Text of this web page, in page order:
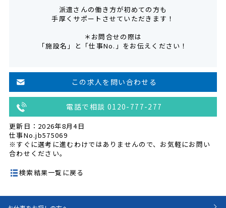
派遣さんの働き方が初めての方も
手厚くサポートさせていただきます！
＊お問合せの際は
「施設名」と「仕事No.」をお伝えください！
この求人を問い合わせる
電話で相談 0120-777-277
更新日：2026年8月4日
仕事No.jb575069
※すぐに選考に進むわけではありませんので、お気軽にお問い
合わせください。
検索結果一覧に戻る